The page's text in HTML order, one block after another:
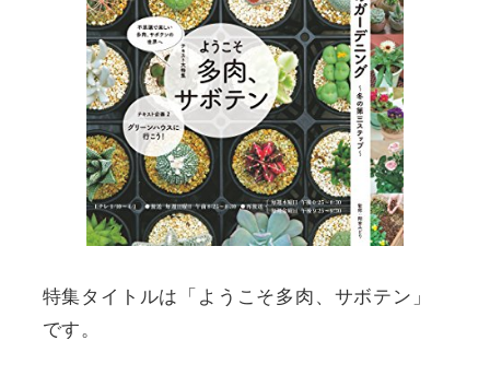
特集タイトルは「ようこそ多肉、サボテン」
です。